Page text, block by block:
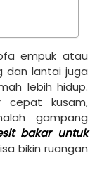
empuk atau
dan lantai juga
lebih hidup.
cepat kusam,
gampang
bakar untuk
bikin ruangan